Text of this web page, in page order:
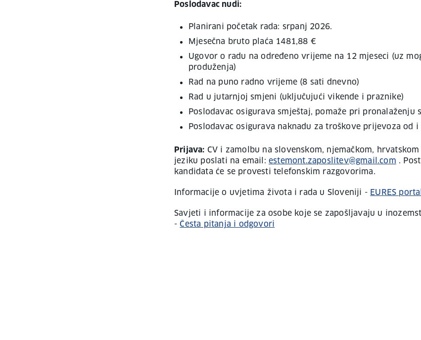
Poslodavac nudi:
Planirani početak rada: srpanj 2026.
Mjesečna bruto plaća 1481,88 €
Ugovor o radu na određeno vrijeme na 12 mjeseci (uz
produženja)
Rad na puno radno vrijeme (8 sati dnevno)
Rad u jutarnjoj smjeni (uključujući vikende i praznike)
Poslodavac osigurava smještaj, pomaže pri pronalaženju
Poslodavac osigurava naknadu za troškove prijevoza od i
Prijava: CV i zamolbu na slovenskom, njemačkom,
jeziku poslati na email: estemont.zaposlitev@gmail.com .
kandidata će se provesti telefonskim razgovorima.
Informacije o uvjetima života i rada u Sloveniji - EURES portal
Savjeti i informacije za osobe koje se zapošljavaju u
- Česta pitanja i odgovori